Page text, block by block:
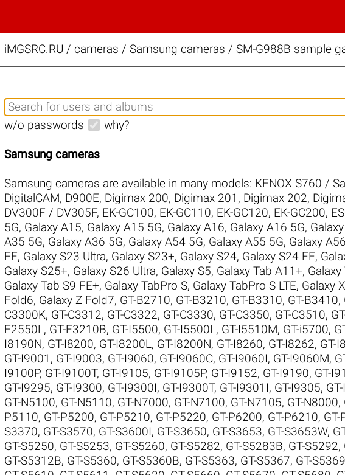
iMGSRC.RU / cameras / Samsung cameras / SM-G988B sample
w/o passwords why?
Samsung cameras
Samsung cameras are available in many models: KENOX S760 /
DigitalCAM, D900E, Digimax 200, Digimax 201 , Digimax 202,
DV300F / DV305F, EK-GC100, EK-GC110, EK-GC120, EK-GC200,
5G, Galaxy A15, Galaxy A15 5G, Galaxy A16, Galaxy A16 5G,
A35 5G, Galaxy A36 5G, Galaxy A54 5G, Galaxy A55 5G, Galaxy
FE, Galaxy S23 Ultra, Galaxy S23+, Galaxy S24, Galaxy S24 FE,
Galaxy S25+, Galaxy S26 Ultra, Galaxy S5, Galaxy Tab A11+, Galaxy
Galaxy Tab S9 FE+, Galaxy TabPro S, Galaxy TabPro S LTE, Galaxy X
Fold6, Galaxy Z Fold7, GT-B2710, GT-B3210, GT-B3310, GT-B3410,
C3300K, GT-C3312, GT-C3322, GT-C3330, GT-C3350, GT-C3510,
E2550L, GT-E3210B, GT-I5500, GT-I5500L, GT-I5510M, GT-i5700,
I8190N, GT-I8200, GT-I8200L, GT-I8200N, GT-I8260, GT-I8262, GT-
GT-I9001 , GT-I9003, GT-I9060, GT-I9060C, GT-I9060I, GT-I9060M,
I9100P, GT-I9100T, GT-I9105, GT-I9105P, GT-I9152, GT-I9190, GT-
GT-I9295, GT-I9300, GT-I9300I, GT-I9300T, GT-I9301I, GT-I9305,
GT-N5100, GT-N5110, GT-N7000, GT-N7100, GT-N7105, GT-N8000,
P5110, GT-P5200, GT-P5210, GT-P5220, GT-P6200, GT-P6210,
S3370, GT-S3570, GT-S3600I, GT-S3650, GT-S3653, GT-S3653W,
GT-S5250, GT-S5253, GT-S5260, GT-S5282, GT-S5283B, GT-S5292,
GT-S5312B, GT-S5360, GT-S5360B, GT-S5363, GT-S5367, GT-S5369